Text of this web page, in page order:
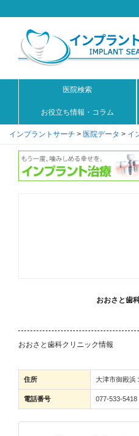
医院検索
お役立ち情報・コラム
インプラントサーチ > 医院データ > イ
おおさと歯
おおさと歯科クリニック情報
住所 大津市御殿浜
電話番号 077-533-5418